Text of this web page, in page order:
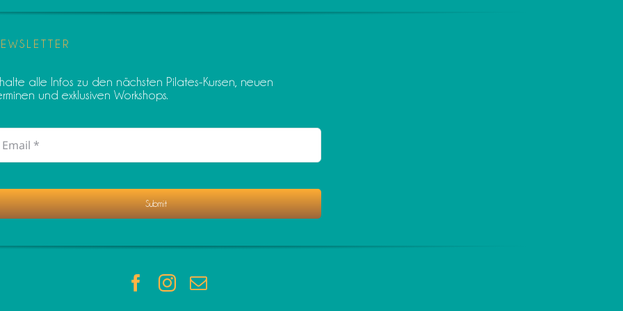
alle Infos zu den nächsten Pilates-Kursen, neuen
und exklusiven Workshops.
Submit